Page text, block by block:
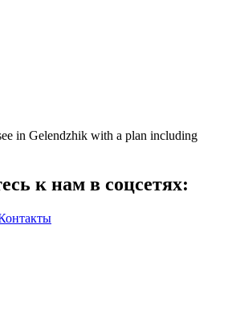
in Gelendzhik with a plan including
к нам в соцсетях: